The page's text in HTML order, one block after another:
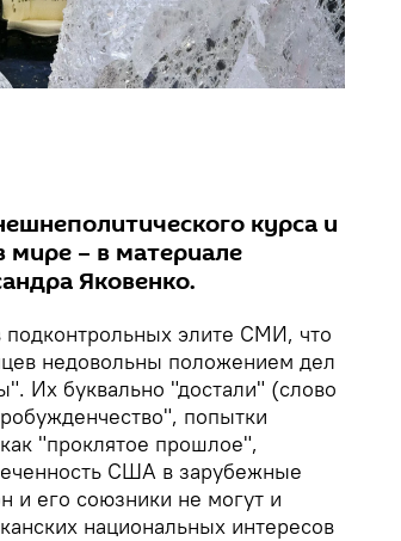
курса и
мире – в материале
Яковенко.
элите СМИ, что
недовольны положением дел
Их буквально "достали" (слово
попытки
"проклятое прошлое",
США в зарубежные
и его союзники не могут и
национальных интересов